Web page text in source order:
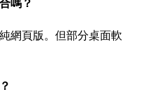
嗎？
網頁版。但部分桌面軟